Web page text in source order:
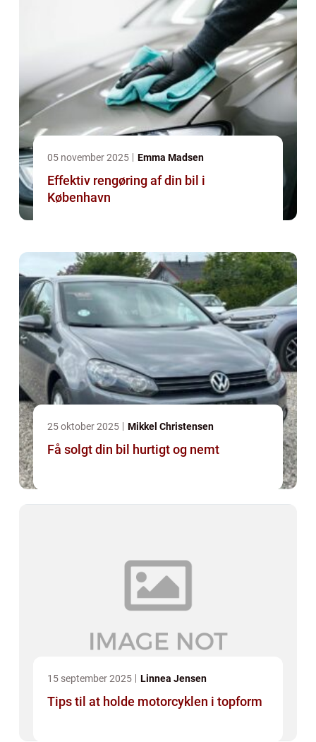
05 november 2025 Emma Madsen
Effektiv rengøring af din bil i
København
25 oktober 2025 Mikkel Christensen
Få solgt din bil hurtigt og nemt
15 september 2025 Linnea Jensen
Tips til at holde motorcyklen i topform